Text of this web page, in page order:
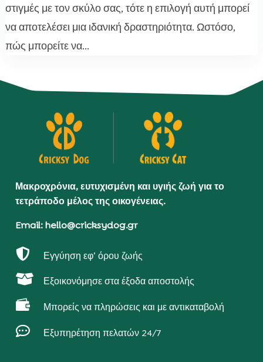
στιγμές με τον σκύλο σας, τότε η επιλογή αυτή μπορεί
να αποτελέσει μια ιδανική δραστηριότητα. Ωστόσο,
πώς μπορείτε να...
Μακροχρόνια, ευτυχισμένη και υγιής ζωή για το
τετράποδο μέλος της οικογένειας.
Email: hello@cricksydog.gr
 Εγγύηση εφ’ όρου ζωής
 Εξοικονόμησε στα έξοδα αποστολής
 Μπορείς να πληρώσεις και με αντικαταβολή
 Εξυπηρέτηση πελατών 24/7